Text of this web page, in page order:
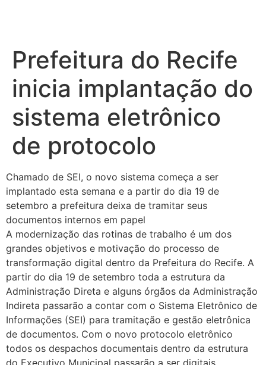
Prefeitura do Recife
inicia implantação do
sistema eletrônico
de protocolo
Chamado de SEI, o novo sistema começa a ser
implantado esta semana e a partir do dia 19 de
setembro a prefeitura deixa de tramitar seus
documentos internos em papel
A modernização das rotinas de trabalho é um dos
grandes objetivos e motivação do processo de
transformação digital dentro da Prefeitura do Recife. A
partir do dia 19 de setembro toda a estrutura da
Administração Direta e alguns órgãos da Administração
Indireta passarão a contar com o Sistema Eletrônico de
Informações (SEI) para tramitação e gestão eletrônica
de documentos. Com o novo protocolo eletrônico
todos os despachos documentais dentro da estrutura
do Executivo Municipal passarão a ser digitais.